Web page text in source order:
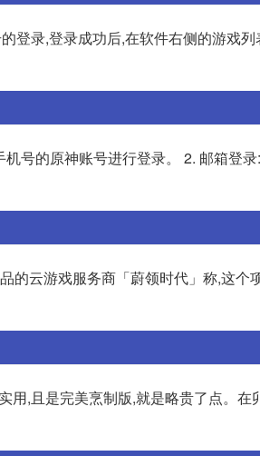
录,登录成功后,在软件右侧的游戏列
号的原神账号进行登录。 2. 邮箱登
的云游戏服务商「蔚领时代」称,这个
用,且是完美烹制版,就是略贵了点。在